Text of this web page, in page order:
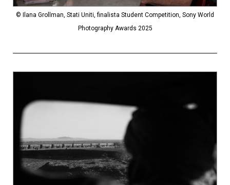
© Ilana Grollman, Stati Uniti, finalista Student Competition, Sony World
Photography Awards 2025